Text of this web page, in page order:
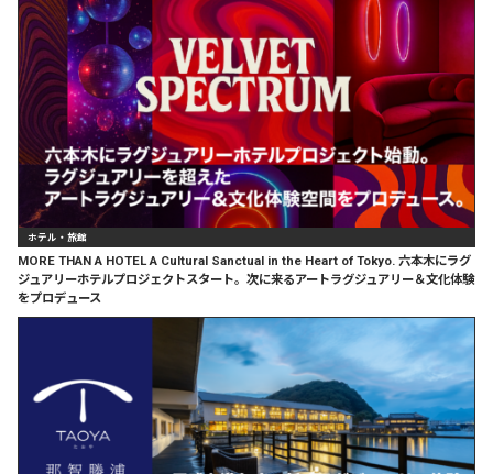
ホテル・旅館
MORE THAN A HOTEL A Cultural Sanctual in the Heart of Tokyo. 六本木にラグ
ジュアリーホテルプロジェクトスタート。次に来るアートラグジュアリー＆文化体験
をプロデュース